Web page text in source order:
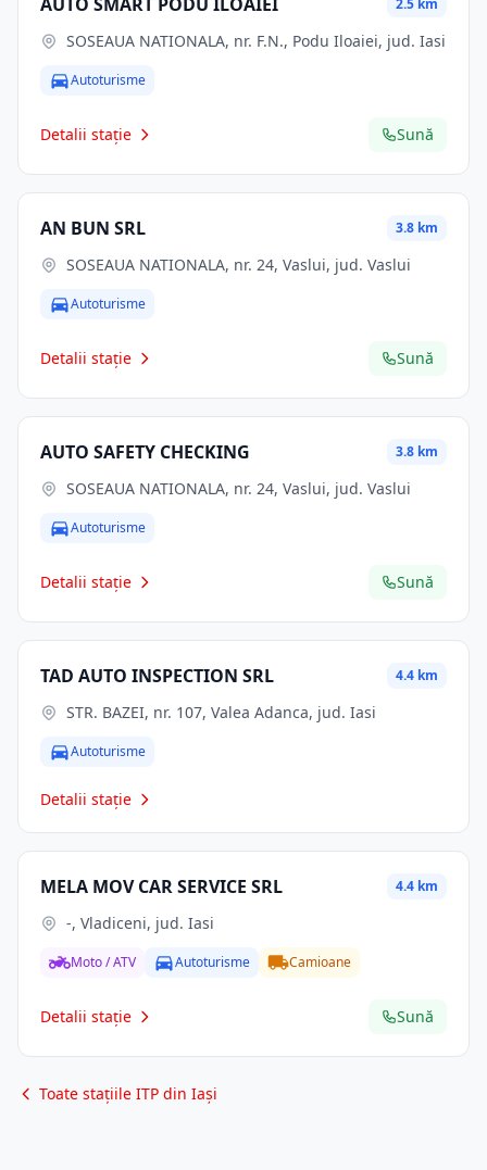
2.5 km
SOSEAUA NATIONALA, nr. F.N., Podu Iloaiei, jud. Iasi
Autoturisme
Detalii stație Sună
AN BUN SRL 3.8 km
SOSEAUA NATIONALA, nr. 24, Vaslui, jud. Vaslui
Autoturisme
Detalii stație Sună
AUTO SAFETY CHECKING 3.8 km
SOSEAUA NATIONALA, nr. 24, Vaslui, jud. Vaslui
Autoturisme
Detalii stație Sună
TAD AUTO INSPECTION SRL 4.4 km
STR. BAZEI, nr. 107, Valea Adanca, jud. Iasi
Autoturisme
Detalii stație
MELA MOV CAR SERVICE SRL 4.4 km
-, Vladiceni, jud. Iasi
Moto / ATV Autoturisme Camioane
Detalii stație Sună
Toate stațiile ITP din Iași